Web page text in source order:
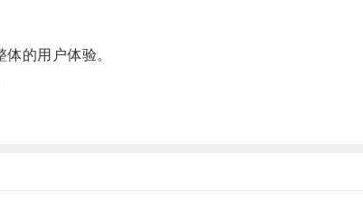
的用户体验。